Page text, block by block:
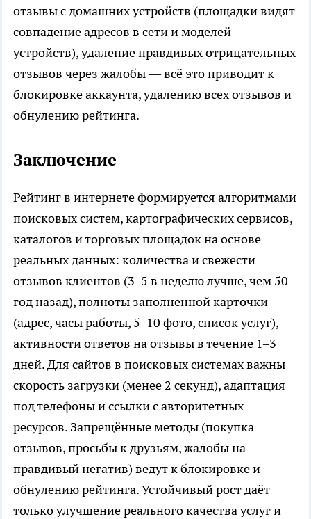
отзывы с домашних устройств (площадки видят
совпадение адресов в сети и моделей
устройств), удаление правдивых отрицательных
отзывов через жалобы — всё это приводит к
блокировке аккаунта, удалению всех отзывов и
обнулению рейтинга.
Заключение
Рейтингв интернете формируется алгоритмами
поисковых систем, картографических сервисов,
каталогов и торговых площадок на основе
реальных данных: количества и свежести
отзывов клиентов (3–5 в неделю лучше, чем 50
год назад), полноты заполненной карточки
(адрес, часы работы, 5–10 фото, список услуг),
активности ответов на отзывы в течение 1–3
дней. Для сайтов в поисковых системах важны
скорость загрузки (менее 2 секунд), адаптация
под телефоны и ссылки с авторитетных
ресурсов. Запрещённые методы (покупка
отзывов, просьбы к друзьям, жалобы на
правдивый негатив) ведут к блокировке и
обнулению рейтинга. Устойчивый рост даёт
только улучшение реального качества услуг и